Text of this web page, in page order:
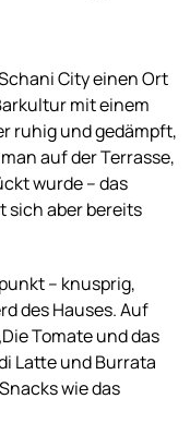
City einen Ort
mit einem
ruhig und gedämpft,
auf der Terrasse,
wurde – das
sich aber bereits
– knusprig,
des Hauses. Auf
Tomate und das
Latte und Burrata
wie das